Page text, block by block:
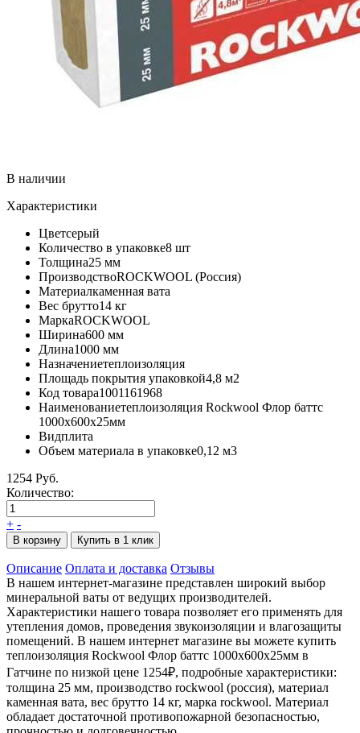
В наличии
Характеристики
Цветсерый
Количество в упаковке8 шт
Толщина25 мм
ПроизводствоROCKWOOL (Россия)
Материалкаменная вата
Вес брутто14 кг
МаркаROCKWOOL
Ширина600 мм
Длина1000 мм
Назначениетеплоизоляция
Площадь покрытия упаковкой4,8 м2
Код товара1001161968
Наименованиетеплоизоляция Rockwool Флор баттс
1000х600х25мм
Видплита
Объем материала в упаковке0,12 м3
1254 Руб.
Количество:
+ -
В корзину Купить в 1 клик
Описание Оплата и доставка Отзывы
В нашем интернет-магазине представлен широкий выбор
минеральной ваты от ведущих производителей.
Характеристики нашего товара позволяет его применять для
утепления домов, проведения звукоизоляции и влагозащиты
помещений. В нашем интернет магазине вы можете купить
теплоизоляция Rockwool Флор баттс 1000х600х25мм в
Гатчине по низкой цене 1254₽, подробные характеристики:
толщина 25 мм, производство rockwool (россия), материал
каменная вата, вес брутто 14 кг, марка rockwool. Материал
обладает достаточной противопожарной безопасностью,